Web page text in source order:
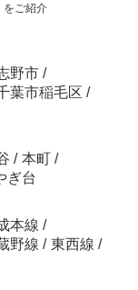
をご紹介
野市 /
葉市稲毛区 /
/ 本町 /
ぎ台
本線 /
野線 / 東西線 /